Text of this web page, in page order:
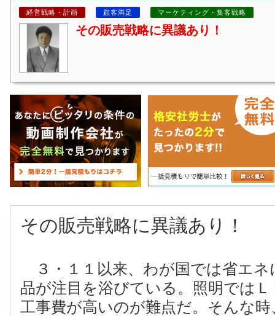
経営戦略・計画 顧客満足 マーケティング・集客戦略
その販売戦略に異議あり！
その販売戦略に異議あり ！
３・１１以来、わが国では省エネ
品が注目を浴びている。照明では
工事費が高いのが難点だ。そんな